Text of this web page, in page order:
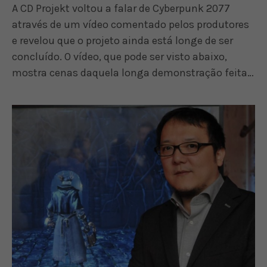
A CD Projekt voltou a falar de Cyberpunk 2077
através de um vídeo comentado pelos produtores
e revelou que o projeto ainda está longe de ser
concluído. O vídeo, que pode ser visto abaixo,
mostra cenas daquela longa demonstração feita…